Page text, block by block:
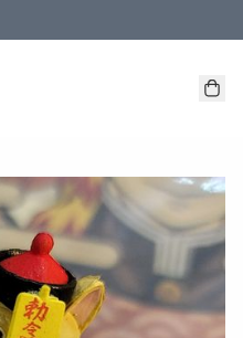
於 本地送貨、本地取貨 )
】